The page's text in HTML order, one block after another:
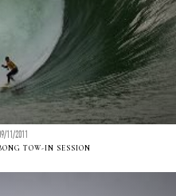
11/2011
TOW-IN SESSION